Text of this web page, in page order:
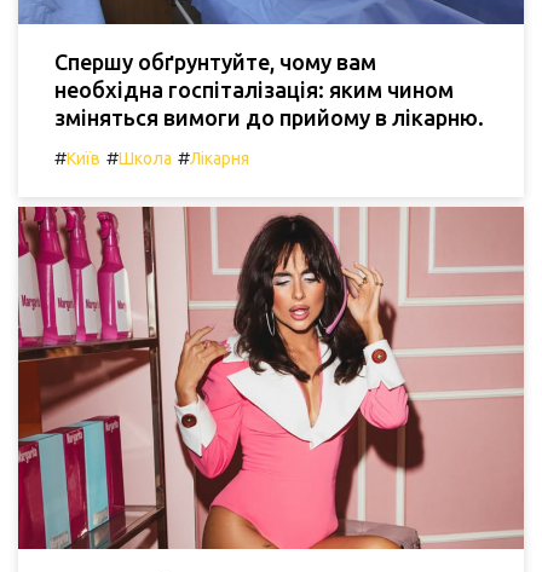
Спершу обґрунтуйте, чому вам
необхідна госпіталізація: яким чином
зміняться вимоги до прийому в лікарню.
#Київ #Школа #Лікарня